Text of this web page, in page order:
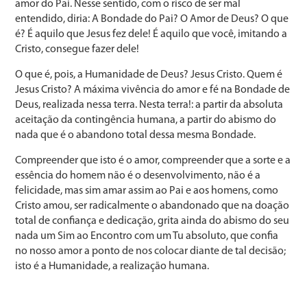
amor do Pai. Nesse sentido, com o risco de ser mal
entendido, diria: A Bondade do Pai? O Amor de Deus? O que
é? É aquilo que Jesus fez dele! É aquilo que você, imitando a
Cristo, consegue fazer dele!
O que é, pois, a Humanidade de Deus? Jesus Cristo. Quem é
Jesus Cristo? A máxima vivência do amor e fé na Bondade de
Deus, realizada nessa terra. Nesta terra!: a partir da absoluta
aceitação da contingência humana, a partir do abismo do
nada que é o abandono total dessa mesma Bondade.
Compreender que isto é o amor, compreender que a sorte e a
essência do homem não é o desenvolvimento, não é a
felicidade, mas sim amar assim ao Pai e aos homens, como
Cristo amou, ser radicalmente o abandonado que na doação
total de confiança e dedicação, grita ainda do abismo do seu
nada um Sim ao Encontro com um Tu absoluto, que confia
no nosso amor a ponto de nos colocar diante de tal decisão;
isto é a Humanidade, a realização humana.